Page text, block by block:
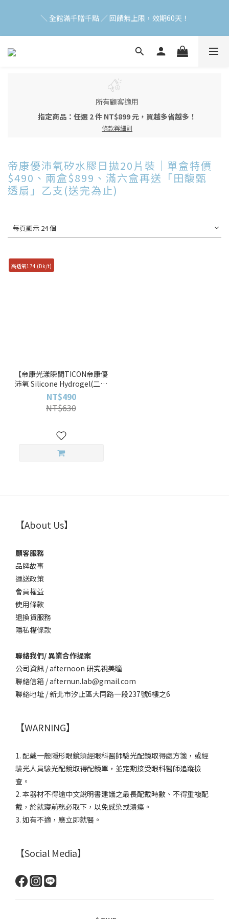
使用
＼ 全館滿千贈千點 ／ 回饋無上限，效期60天！
登入領取 < 本月免運券與折價券 >
加入會員立即領$200購物金(效期30天) | 可與LINE新好友$50疊加
使用
所有顧客適用
指定商品：任選 2 件 NT$899 元，買越多省越多！
條款與細則
帝康優沛氧矽水膠日拋20片裝｜單盒特價
$490、兩盒$899、滿六盒再送「田馥甄
透扇」乙支(送完為止)
每頁顯示 24 個
高透氧174 (Dk/t)
【帝康光漾瞬間TICON帝康優
沛氧 Silicone Hydrogel(二十
片裝)THEMOMENT】20pcs
矽水膠透明日拋
NT$490
NT$630
【About Us】
顧客服務
品牌故事
運送政策
會員權益
使用條款
退換貨服務
隱私權條款
聯絡我們/ 異業合作提案
公司資訊 / afternoon 研究視美瞳
聯絡信箱 / afternun.lab@gmail.com
聯絡地址 / 新北市汐止區大同路一段237號6樓之6
【WARNING】
1. 配戴一般隱形眼鏡須經眼科醫師驗光配鏡取得處方箋，或經
驗光人員驗光配鏡取得配鏡單，並定期接受眼科醫師追蹤檢
查。
2. 本器材不得逾中文說明書建議之最長配戴時數、不得重複配
戴，於就寢前務必取下，以免感染或潰瘍。
3. 如有不適，應立即就醫。
【Social Media】